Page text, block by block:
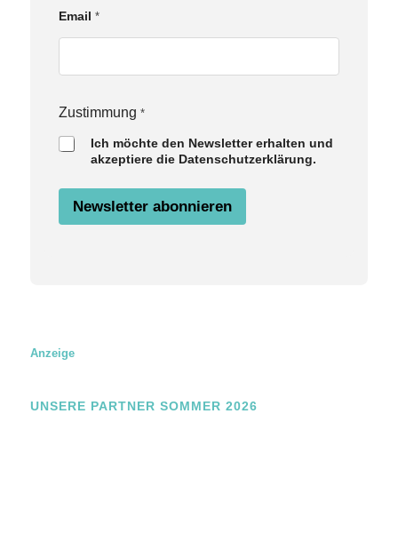
N
E
a
s
i
Email *
Zustimmung *
Ich möchte den Newsletter erhalten und
akzeptiere die Datenschutzerklärung.
Newsletter abonnieren
Anzeige
UNSERE PARTNER SOMMER 2026